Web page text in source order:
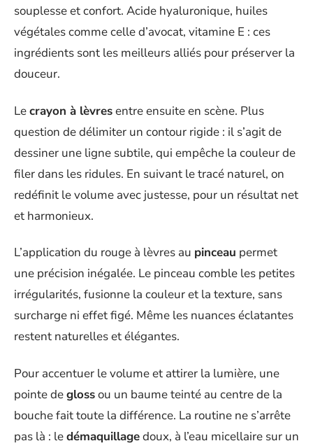
souplesse et confort. Acide hyaluronique, huiles
végétales comme celle d’avocat, vitamine E : ces
ingrédients sont les meilleurs alliés pour préserver la
douceur.
Lecrayon à lèvresentre ensuite en scène. Plus
question de délimiter un contour rigide : il s’agit de
dessiner une ligne subtile, qui empêche la couleur de
filer dans les ridules. En suivant le tracé naturel, on
redéfinit le volume avec justesse, pour un résultat net
et harmonieux.
L’application du rouge à lèvres au pinceau permet
une précision inégalée. Le pinceau comble les petites
irrégularités, fusionne la couleur et la texture, sans
surcharge ni effet figé. Même les nuances éclatantes
restent naturelles et élégantes.
Pour accentuer le volume et attirer la lumière, une
pointe deglossou un baume teinté au centre de la
bouche fait toute la différence. La routine ne s’arrête
pas là : ledémaquillagedoux, à l’eau micellaire sur un